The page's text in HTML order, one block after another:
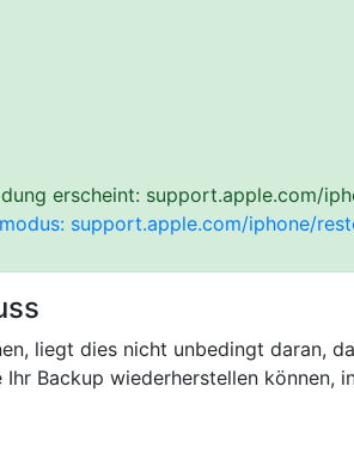
erscheint: support.apple.com/
support.apple.com/iphone/
liegt dies nicht unbedingt daran,
Backup wiederherstellen können,